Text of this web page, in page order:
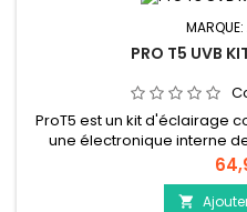
MARQUE:
PRO T5 UVB
ProT5 est un kit d'éclairage
une électronique interne
hautement efficace et
kit de raccords, un câble de
UV-B
Prix
